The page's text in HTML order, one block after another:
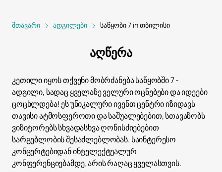
მთავარი ადგილები საწყობი 7 in თბილისი
აღწერა
კეთილი იყოს თქვენი მობრძანება საწყობში 7 -
ადგილი, სადაც ყველაზე ველური ოცნებები და იდეები
ცოცხლდება! ეს უნიკალური ივენთ ცენტრი იზიდავს
თავისი ატმოსფეროთი და საშუალებებით, სთავაზობს
ვიზიტორებს სხვადასხვა ღონისძიებებით
სარგებლობის შესაძლებლობას. საინტერესო
კონცერტებიდან ინტელექტუალურ
კონფერენციებამდე, არის რაღაც ყველასთვის.